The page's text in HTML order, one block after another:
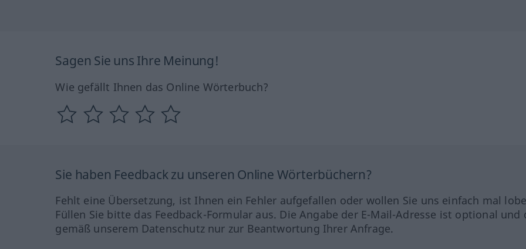
Sagen Sie uns Ihre Meinung!
Wie gefällt Ihnen das Online Wörterbuch?
Sie haben Feedback zu unseren Online Wörterbüchern?
Fehlt eine Übersetzung, ist Ihnen ein Fehler aufgefallen oder wollen Sie uns einfach mal
Füllen Sie bitte das Feedback-Formular aus. Die Angabe der E-Mail-Adresse ist optional und
gemäß unserem Datenschutz nur zur Beantwortung Ihrer Anfrage.